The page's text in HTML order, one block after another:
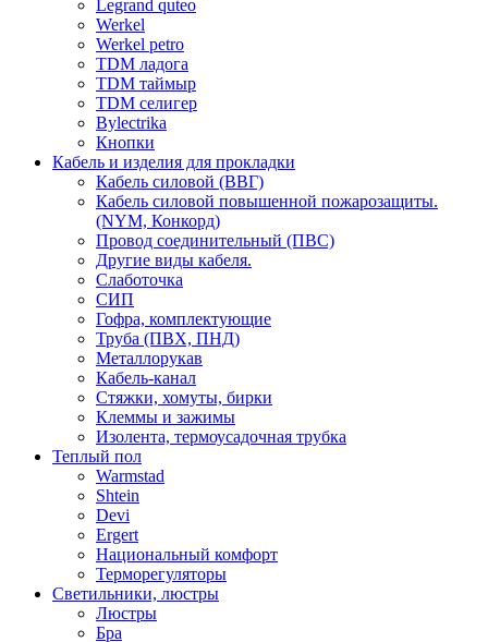
Legrand quteo
Werkel
Werkel petro
TDM ладога
TDM таймыр
TDM селигер
Bylectrika
Кнопки
Кабель и изделия для прокладки
Кабель силовой (ВВГ)
Кабель силовой повышенной пожарозащиты.
(NYM, Конкорд)
Провод соединительный (ПВС)
Другие виды кабеля.
Слаботочка
СИП
Гофра, комплектующие
Труба (ПВХ, ПНД)
Металлорукав
Кабель-канал
Стяжки, хомуты, бирки
Клеммы и зажимы
Изолента, термоусадочная трубка
Теплый пол
Warmstad
Shtein
Devi
Ergert
Национальный комфорт
Терморегуляторы
Светильники, люстры
Люстры
Бра